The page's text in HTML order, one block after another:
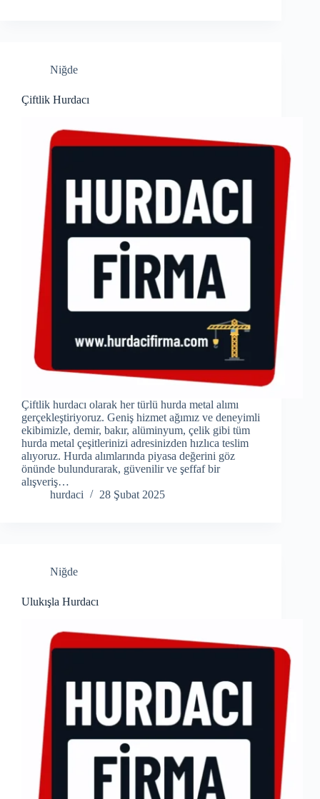
Niğde
Çiftlik Hurdacı
Çiftlik hurdacı olarak her türlü hurda metal alımı
gerçekleştiriyoruz. Geniş hizmet ağımız ve deneyimli
ekibimizle, demir, bakır, alüminyum, çelik gibi tüm
hurda metal çeşitlerinizi adresinizden hızlıca teslim
alıyoruz. Hurda alımlarında piyasa değerini göz
önünde bulundurarak, güvenilir ve şeffaf bir
alışveriş…
hurdaci
28 Şubat 2025
Niğde
Ulukışla Hurdacı